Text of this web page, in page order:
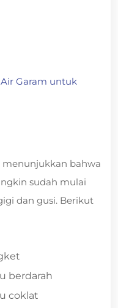
Garam untuk
menunjukkan bahwa
sudah mulai
dan gusi. Berikut
berdarah
coklat